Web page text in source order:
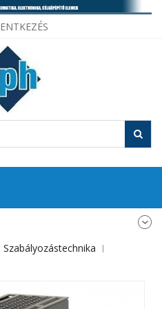
Szabályozástechnika